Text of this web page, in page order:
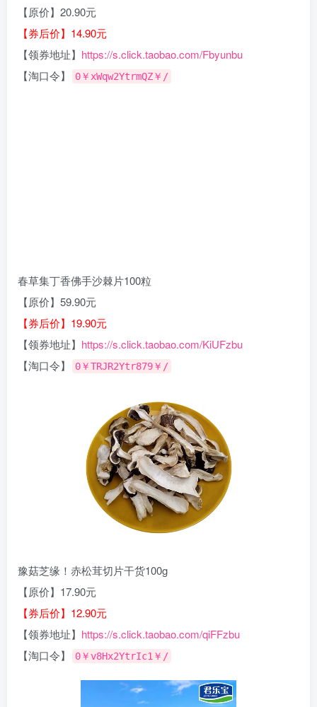
【原价】20.90元
【券后价】14.90元
【领券地址】 https://s.click.taobao.com/Fbyunbu
【淘口令】
0￥xWqw2YtrmQZ￥/
春草集丁香佛手沙棘片100粒
【原价】59.90元
【券后价】19.90元
【领券地址】 https://s.click.taobao.com/KiUFzbu
【淘口令】
0￥TRJR2Ytr879￥/
豫菇芝缘！赤松茸切片干货100g
【原价】17.90元
【券后价】12.90元
【领券地址】 https://s.click.taobao.com/qiFFzbu
【淘口令】
0￥v8Hx2YtrIc1￥/